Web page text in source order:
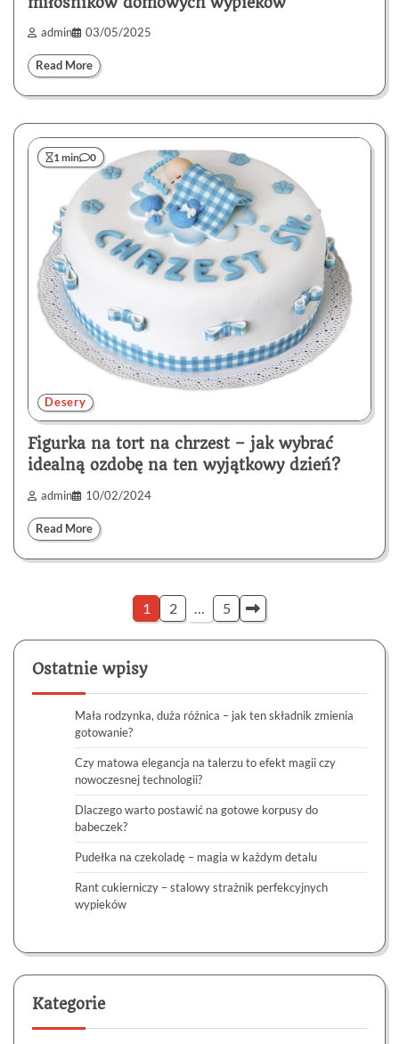
admin 03/05/2025
Read More
1 min 0
Desery
Figurka na tort na chrzest – jak wybrać
idealną ozdobę na ten wyjątkowy dzień?
admin 10/02/2024
Read More
Stronicowanie
wpisów
1 2 … 5
Ostatnie wpisy
Mała rodzynka, duża różnica – jak ten składnik zmienia
gotowanie?
Czy matowa elegancja na talerzu to efekt magii czy
nowoczesnej technologii?
Dlaczego warto postawić na gotowe korpusy do
babeczek?
Pudełka na czekoladę – magia w każdym detalu
Rant cukierniczy – stalowy strażnik perfekcyjnych
wypieków
Kategorie